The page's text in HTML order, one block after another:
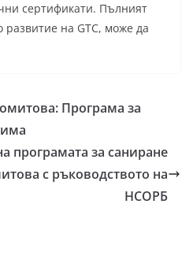
сертификати. Пълният
развитие на GTC, може да
Програма за
програмата за саниране
с ръководството на
НСОРБ